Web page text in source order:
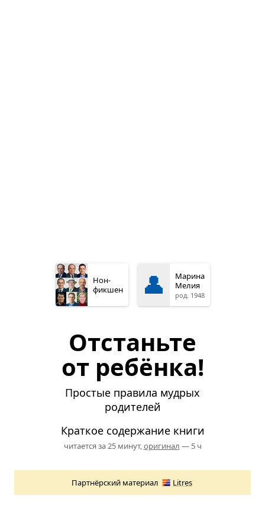
Нон­
фикшен
👤
Марина
Мелия
род. 1948
Отстаньте
от ребёнка!
Простые правила мудрых
родителей
Краткое содержание книги
читается за 25 минут,оригинал — 5 ч
Партнёрский материал Litres